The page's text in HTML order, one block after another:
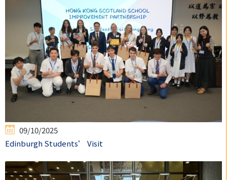
09/10/2025
Edinburgh Students’ Visit